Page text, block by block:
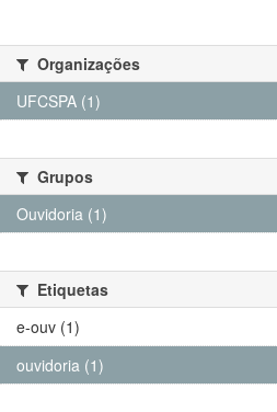
Organizações
UFCSPA (1)
Grupos
Ouvidoria (1)
Etiquetas
e-ouv (1)
ouvidoria (1)